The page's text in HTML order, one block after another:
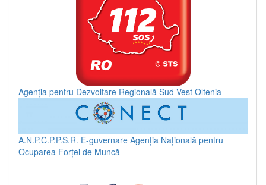
Agenția pentru Dezvoltare Regională Sud-Vest Oltenia
A.N.P.C.P.P.S.R. E-guvernare Agenția Națională pentru
Ocuparea Forței de Muncă